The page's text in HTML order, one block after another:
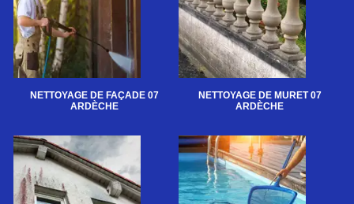
NETTOYAGE DE FAÇADE 07
ARDÈCHE
NETTOYAGE DE MURET 07
ARDÈCHE